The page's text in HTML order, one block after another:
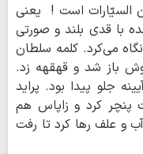
السیّارات است ! یعنی
با قدی بلند و صورتی
می‌کرد. کلمه سلطان
باز شد و قهقهه زد.
جلو پیدا بود. پراید
پنچر کرد و زاپاس هم
و علف رها کرد تا رفت